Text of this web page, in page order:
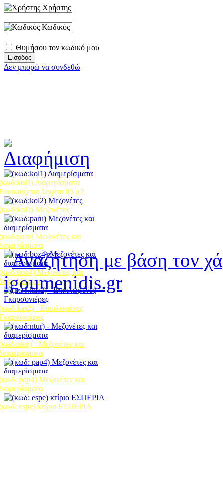
Χρήστης
Κωδικός
Θυμήσου τον κωδικό μου
Δεν μπορώ να συνδεθώ
Διαμερίσματα
Σοφίτα 85 μ2
Mεζονέτες
Mεζονέτες και
Mεζονέτες και
- Επιπλωμένες
- Μεζονέτες και
pap4) Μεζονέτες και
espe) κτίριο ΕΣΠΕΡΙΑ